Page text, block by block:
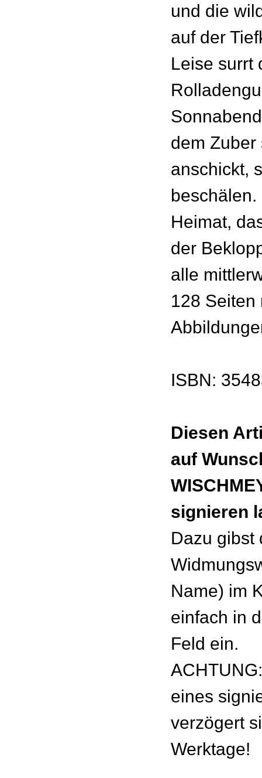
und die
auf der
Leise surrt
dem Zuber
anschickt,
Heimat,
der
alle
128 Seiten
ISBN:
Diesen
auf
signieren
Dazu gibst
Name) im
einfach in
Feld ein.
eines
verzögert
Werktage!